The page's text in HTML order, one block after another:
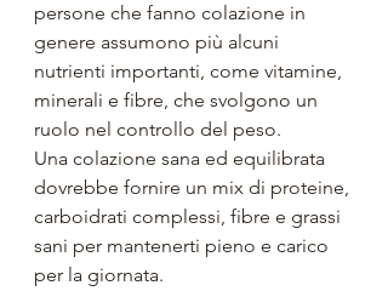
persone che fanno colazione in
genere assumono più alcuni
nutrienti importanti, come vitamine,
minerali e fibre, che svolgono un
ruolo nel controllo del peso.
Una colazione sana ed equilibrata
dovrebbe fornire un mix di proteine,
carboidrati complessi, fibre e grassi
sani per mantenerti pieno e carico
per la giornata.